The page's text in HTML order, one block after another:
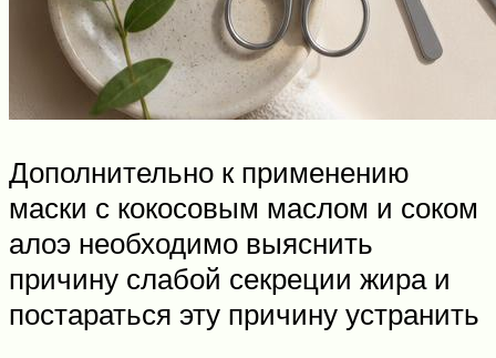
Дополнительно к применению
маски с кокосовым маслом и соком
алоэ необходимо выяснить
причину слабой секреции жира и
постараться эту причину устранить